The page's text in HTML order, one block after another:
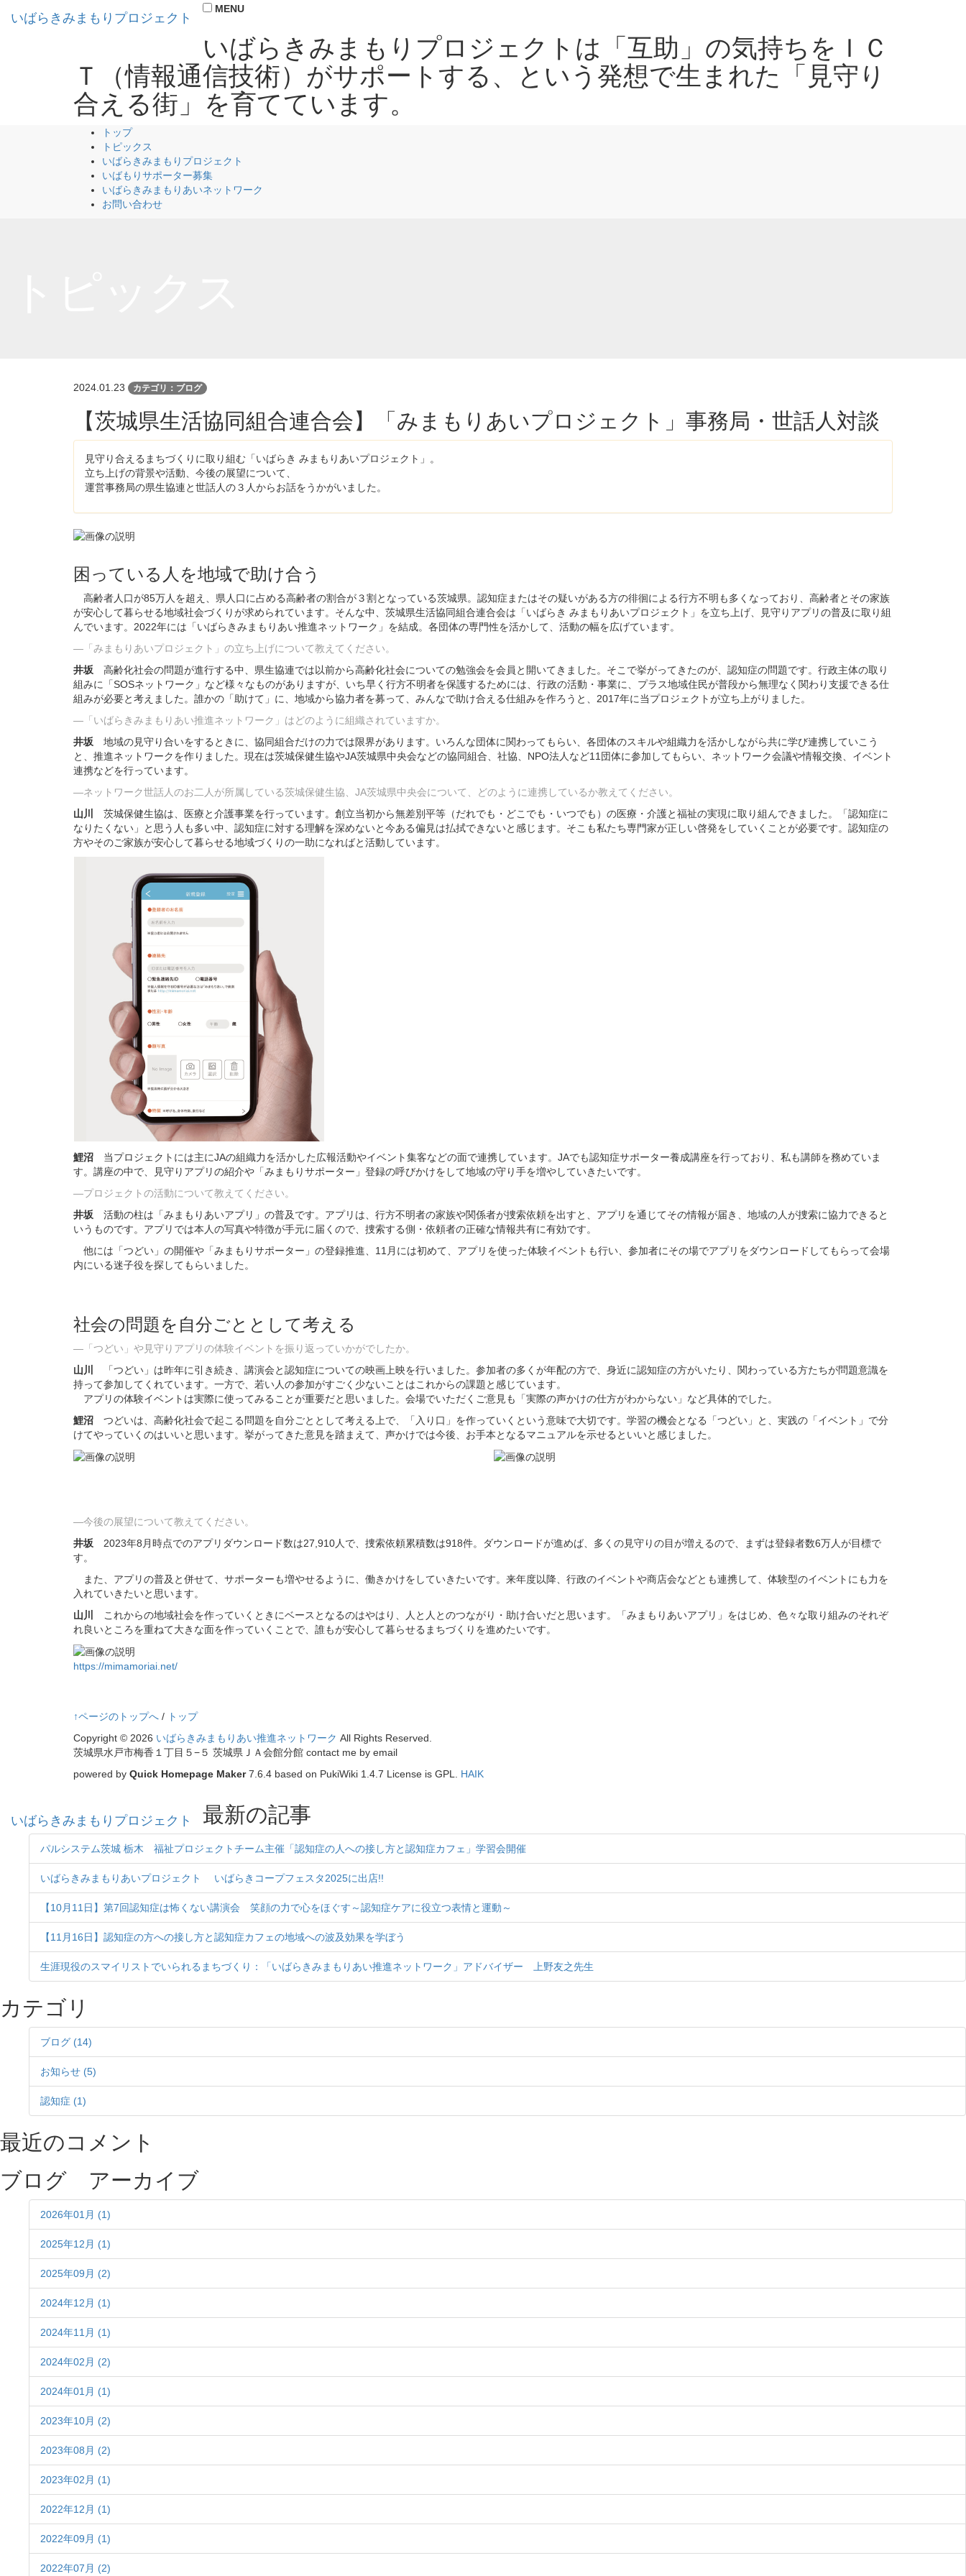
いばらきみまもりプロジェクト
MENU
いばらきみまもりプロジェクトは「互助」の気持ちをＩＣ
Ｔ（情報通信技術）がサポートする、という発想で生まれた「見守り
合える街」を育てています。
トップ
トピックス
いばらきみまもりプロジェクト
いばもりサポーター募集
いばらきみまもりあいネットワーク
お問い合わせ
2024.01.23 カテゴリ：ブログ
【茨城県生活協同組合連合会】「みまもりあいプロジェクト」事務局・世話人対談
見守り合えるまちづくりに取り組む「いばらき みまもりあいプロジェクト」。
立ち上げの背景や活動、今後の展望について、
運営事務局の県生協連と世話人の３人からお話をうかがいました。
困っている人を地域で助け合う
高齢者人口が85万人を超え、県人口に占める高齢者の割合が３割となっている茨城県。認知症またはその疑いがある方の徘徊による行方不明も多くなっており、高齢者とその家族
が安心して暮らせる地域社会づくりが求められています。そんな中、茨城県生活協同組合連合会は「いばらき みまもりあいプロジェクト」を立ち上げ、見守りアプリの普及に取り組
んでいます。2022年には「いばらきみまもりあい推進ネットワーク」を結成。各団体の専門性を活かして、活動の幅を広げています。
―「みまもりあいプロジェクト」の立ち上げについて教えてください。
井坂 高齢化社会の問題が進行する中、県生協連では以前から高齢化社会についての勉強会を会員と開いてきました。そこで挙がってきたのが、認知症の問題です。行政主体の取り
組みに「SOSネットワーク」など様々なものがありますが、いち早く行方不明者を保護するためには、行政の活動・事業に、プラス地域住民が普段から無理なく関わり支援できる仕
組みが必要と考えました。誰かの「助けて」に、地域から協力者を募って、みんなで助け合える仕組みを作ろうと、2017年に当プロジェクトが立ち上がりました。
―「いばらきみまもりあい推進ネットワーク」はどのように組織されていますか。
井坂 地域の見守り合いをするときに、協同組合だけの力では限界があります。いろんな団体に関わってもらい、各団体のスキルや組織力を活かしながら共に学び連携していこう
と、推進ネットワークを作りました。現在は茨城保健生協やJA茨城県中央会などの協同組合、社協、NPO法人など11団体に参加してもらい、ネットワーク会議や情報交換、イベント
連携などを行っています。
―ネットワーク世話人のお二人が所属している茨城保健生協、JA茨城県中央会について、どのように連携しているか教えてください。
山川
茨城保健生協は、医療と介護事業を行っています。創立当初から無差別平等（だれでも・どこでも・いつでも）の医療・介護と福祉の実現に取り組んできました。「認知症に
なりたくない」と思う人も多い中、認知症に対する理解を深めないと今ある偏見は払拭できないと感じます。そこも私たち専門家が正しい啓発をしていくことが必要です。認知症の
方やそのご家族が安心して暮らせる地域づくりの一助になればと活動しています。
鯉沼 当プロジェクトには主にJAの組織力を活かした広報活動やイベント集客などの面で連携しています。JAでも認知症サポーター養成講座を行っており、私も講師を務めていま
す。講座の中で、見守りアプリの紹介や「みまもりサポーター」登録の呼びかけをして地域の守り手を増やしていきたいです。
―プロジェクトの活動について教えてください。
井坂 活動の柱は「みまもりあいアプリ」の普及です。アプリは、行方不明者の家族や関係者が捜索依頼を出すと、アプリを通じてその情報が届き、地域の人が捜索に協力できると
いうものです。アプリでは本人の写真や特徴が手元に届くので、捜索する側・依頼者の正確な情報共有に有効です。
他には「つどい」の開催や「みまもりサポーター」の登録推進、11月には初めて、アプリを使った体験イベントも行い、参加者にその場でアプリをダウンロードしてもらって会場
内にいる迷子役を探してもらいました。
社会の問題を自分ごととして考える
―「つどい」や見守りアプリの体験イベントを振り返っていかがでしたか。
山川
「つどい」は昨年に引き続き、講演会と認知症についての映画上映を行いました。参加者の多くが年配の方で、身近に認知症の方がいたり、関わっている方たちが問題意識を
持って参加してくれています。一方で、若い人の参加がすごく少ないことはこれからの課題と感じています。
アプリの体験イベントは実際に使ってみることが重要だと思いました。会場でいただくご意見も「実際の声かけの仕方がわからない」など具体的でした。
鯉沼 つどいは、高齢化社会で起こる問題を自分ごととして考える上で、「入り口」を作っていくという意味で大切です。学習の機会となる「つどい」と、実践の「イベント」で分
けてやっていくのはいいと思います。挙がってきた意見を踏まえて、声かけでは今後、お手本となるマニュアルを示せるといいと感じました。
―今後の展望について教えてください。
井坂 2023年8月時点でのアプリダウンロード数は27,910人で、捜索依頼累積数は918件。ダウンロードが進めば、多くの見守りの目が増えるので、まずは登録者数6万人が目標で
す。
また、アプリの普及と併せて、サポーターも増やせるように、働きかけをしていきたいです。来年度以降、行政のイベントや商店会などとも連携して、体験型のイベントにも力を
入れていきたいと思います。
山川
これからの地域社会を作っていくときにベースとなるのはやはり、人と人とのつながり・助け合いだと思います。「みまもりあいアプリ」をはじめ、色々な取り組みのそれぞ
れ良いところを重ねて大きな面を作っていくことで、誰もが安心して暮らせるまちづくりを進めたいです。
https://mimamoriai.net/
↑ページのトップへ / トップ
Copyright © 2026 いばらきみまもりあい推進ネットワーク All Rights Reserved.
茨城県水戸市梅香１丁目５−５ 茨城県ＪＡ会館分館 contact me by email
powered by Quick Homepage Maker7.6.4 based on PukiWiki 1.4.7 License is GPL. HAIK
いばらきみまもりプロジェクト 最新の記事
パルシステム茨城 栃木 福祉プロジェクトチーム主催「認知症の人への接し方と認知症カフェ」学習会開催
いばらきみまもりあいプロジェクト いばらきコープフェスタ2025に出店!!
【10月11日】第7回認知症は怖くない講演会 笑顔の力で心をほぐす～認知症ケアに役立つ表情と運動～
【11月16日】認知症の方への接し方と認知症カフェの地域への波及効果を学ぼう
生涯現役のスマイリストでいられるまちづくり：「いばらきみまもりあい推進ネットワーク」アドバイザー 上野友之先生
カテゴリ
ブログ (14)
お知らせ (5)
認知症 (1)
最近のコメント
ブログ アーカイブ
2026年01月 (1)
2025年12月 (1)
2025年09月 (2)
2024年12月 (1)
2024年11月 (1)
2024年02月 (2)
2024年01月 (1)
2023年10月 (2)
2023年08月 (2)
2023年02月 (1)
2022年12月 (1)
2022年09月 (1)
2022年07月 (2)